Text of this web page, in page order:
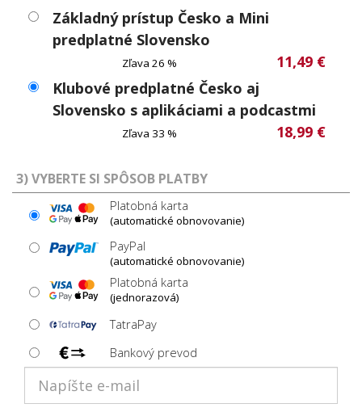
Základný prístup Česko a Mini
predplatné Slovensko
Zľava 26 %
11,49 €
Klubové predplatné Česko aj
Slovensko s aplikáciami a podcastmi
Zľava 33 % 18,99 €
3) VYBERTE SI SPÔSOB PLATBY
Platobná karta
(automatické obnovovanie)
PayPal
(automatické obnovovanie)
Platobná karta
(jednorazová)
TatraPay
Bankový prevod